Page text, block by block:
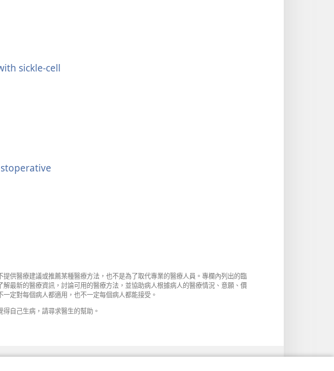
sickle-cell
供醫療建議或推薦某種醫療方法，也不是為了取代專業的醫療人員。專欄內列出的臨
最新的醫療資訊，討論可用的醫療方法，並協助病人根據病人的醫療情況、意願、價
定對每個病人都適用，也不一定每個病人都能接受。
自己生病，請尋求醫生的幫助。